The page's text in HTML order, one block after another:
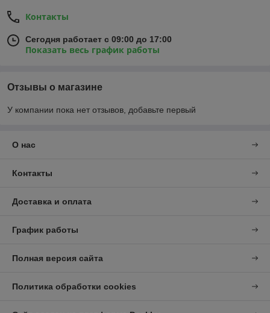
Контакты
Сегодня работает с 09:00 до 17:00
Показать весь график работы
Отзывы о магазине
У компании пока нет отзывов, добавьте первый
О нас
Контакты
Доставка и оплата
График работы
Полная версия сайта
Политика обработки cookies